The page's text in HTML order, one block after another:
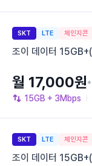
SKT LTE 체인지콘
조이 데이터
15GB + 3Mbps
월 17,000원
SKT LTE 체인지콘
조이 데이터